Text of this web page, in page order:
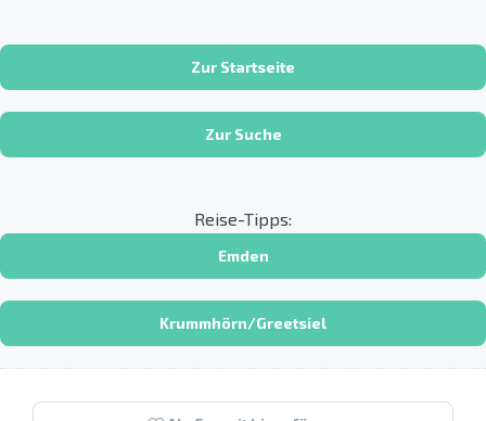
Zur Startseite
Zur Suche
Reise-Tipps:
Emden
Krummhörn/Greetsiel